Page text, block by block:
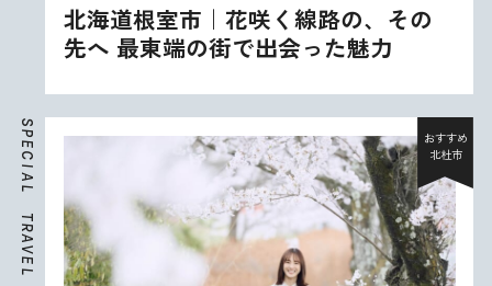
北海道根室市｜花咲く線路の、その
先へ 最東端の街で出会った魅力
S
P
E
C
I
A
L
T
R
A
V
E
L
おすすめ
北杜市